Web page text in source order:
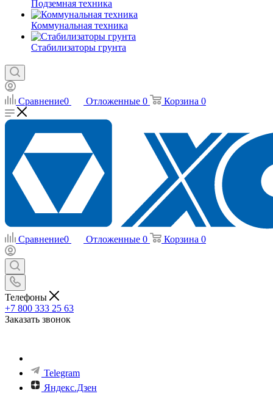
Подземная техника
Коммунальная техника
Стабилизаторы грунта
Сравнение0 Отложенные 0 Корзина 0
Сравнение0 Отложенные 0 Корзина 0
Телефоны
+7 800 333 25 63
Заказать звонок
Telegram
Яндекс.Дзен